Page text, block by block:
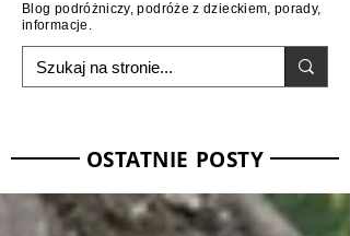
Blog podróżniczy, podróże z dzieckiem, porady,
informacje.
OSTATNIE POSTY